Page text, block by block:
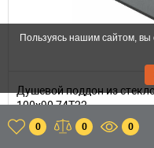
Душевой поддон из
100x90 74T22
черные • высотой 3 см • из
0 0 0
Пользуясь нашим сайтом, вы